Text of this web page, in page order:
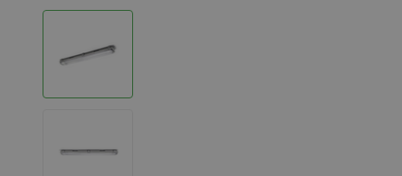
LED High Bay lampen
LED Buitenverlichting